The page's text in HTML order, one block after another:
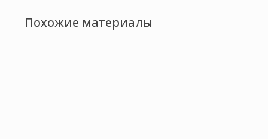
Похожие материалы